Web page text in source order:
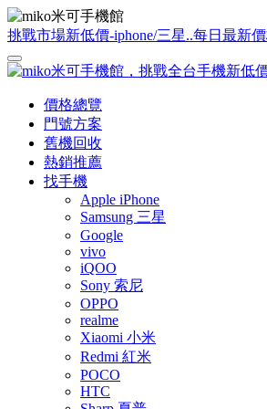
挑戰市場新低價-iphone/三星..每日最新
價格總覽
門號方案
舊機回收
熱銷推薦
找手機
Apple iPhone
Samsung 三星
Google
vivo
iQOO
Sony 索尼
OPPO
realme
Xiaomi 小米
Redmi 紅米
POCO
HTC